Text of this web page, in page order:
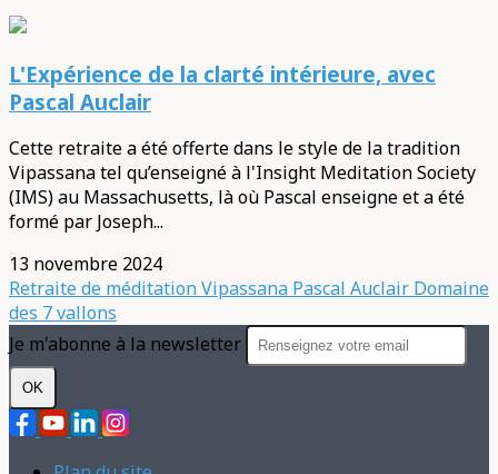
L'Expérience de la clarté intérieure, avec
Pascal Auclair
Cette retraite a été offerte dans le style de la tradition
Vipassana tel qu’enseigné à l'Insight Meditation Society
(IMS) au Massachusetts, là où Pascal enseigne et a été
formé par Joseph...
13 novembre 2024
Retraite de méditation Vipassana Pascal Auclair Domaine
des 7 vallons
Je m'abonne à la newsletter
OK